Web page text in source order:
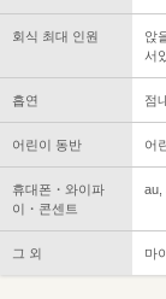
회식 최대 인원
앉
서
흡연 점
어린이 동반 어
휴대폰・와이파
이・콘센트
au,
그 외 마